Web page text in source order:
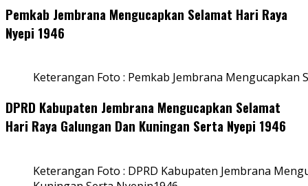
Pemkab Jembrana Mengucapkan Selamat Hari Raya
Nyepi 1946
Keterangan Foto : Pemkab Jembrana Mengucapkan
DPRD Kabupaten Jembrana Mengucapkan Selamat
Hari Raya Galungan Dan Kuningan Serta Nyepi 1946
Keterangan Foto : DPRD Kabupaten Jembrana